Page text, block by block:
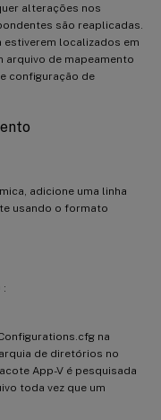
alterações nos
são reaplicadas.
estiverem localizados em
arquivo de mapeamento
configuração de
adicione uma linha
usando o formato
:
na
de diretórios no
App-V é pesquisada
toda vez que um